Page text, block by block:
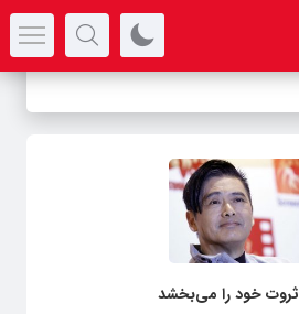
خود را می‌بخشد